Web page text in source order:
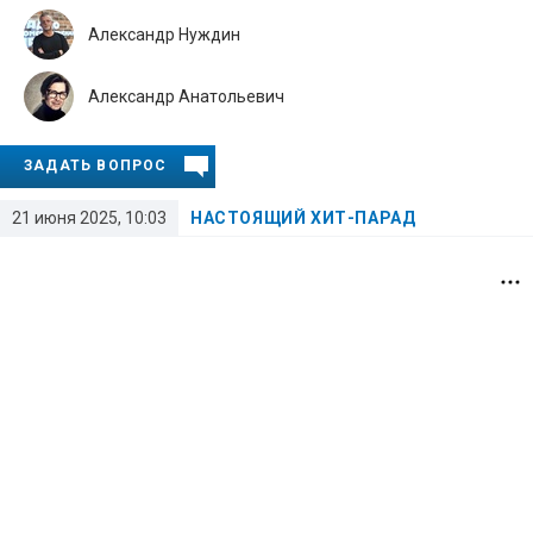
21 июня 2025, 10:03 НАСТОЯЩИЙ ХИТ-ПАРАД
Александр Нуждин
Александр Анатольевич
ЗАДАТЬ ВОПРОС